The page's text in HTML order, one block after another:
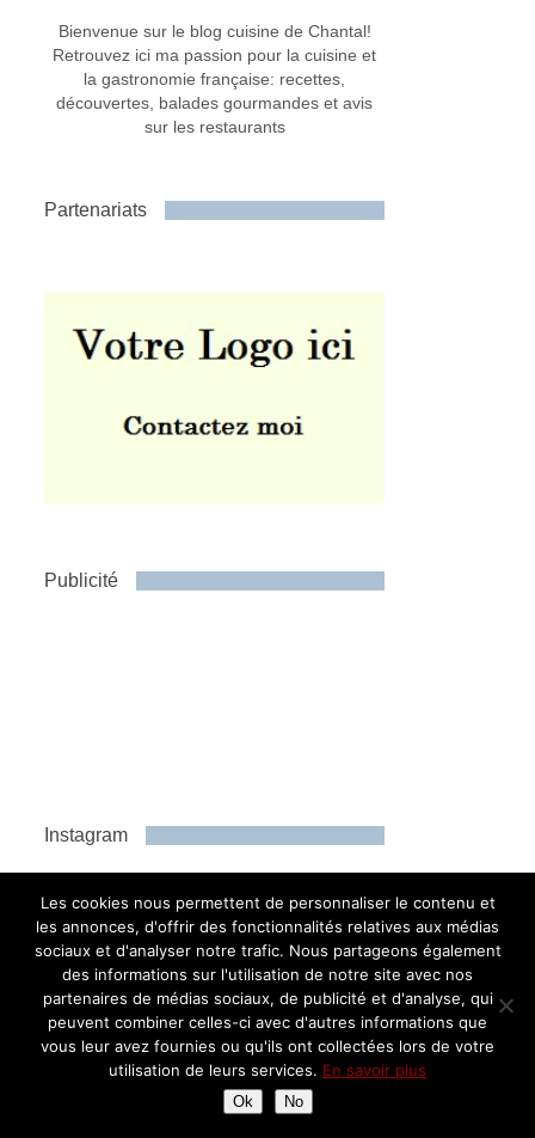
Bienvenue sur le blog cuisine de Chantal!
Retrouvez ici ma passion pour la cuisine et
la gastronomie française: recettes,
découvertes, balades gourmandes et avis
sur les restaurants
Partenariats
Publicité
Instagram
Assiettes Gourmandes
Derniers articles
La Table de Pavie pour un menu à 4
Les cookies nous permettent de personnaliser le contenu et
les annonces, d'offrir des fonctionnalités relatives aux médias
sociaux et d'analyser notre trafic. Nous partageons également
des informations sur l'utilisation de notre site avec nos
partenaires de médias sociaux, de publicité et d'analyse, qui
peuvent combiner celles-ci avec d'autres informations que
vous leur avez fournies ou qu'ils ont collectées lors de votre
utilisation de leurs services. En savoir plus
Ok No